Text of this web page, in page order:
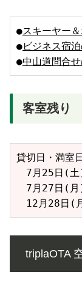
●スキーヤー
●ビジネス宿
●中山道問合
客室残り
貸切日・満室
7月25日(
7月27日(月
12月28日(
triplaOTA